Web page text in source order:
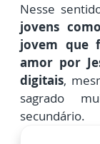
Nesse
jovens
jovem que
amor por
digitais,
sagrado
secundário.